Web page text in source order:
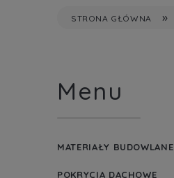
STRONA GŁÓWNA »
Menu
MATERIAŁY BUDOWLANE
POKRYCIA DACHOWE